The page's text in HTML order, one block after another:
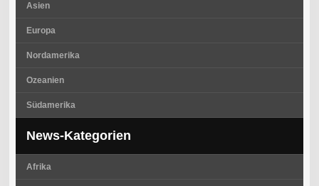
Asien
Europa
Nordamerika
Ozeanien
Südamerika
News-Kategorien
Afrika